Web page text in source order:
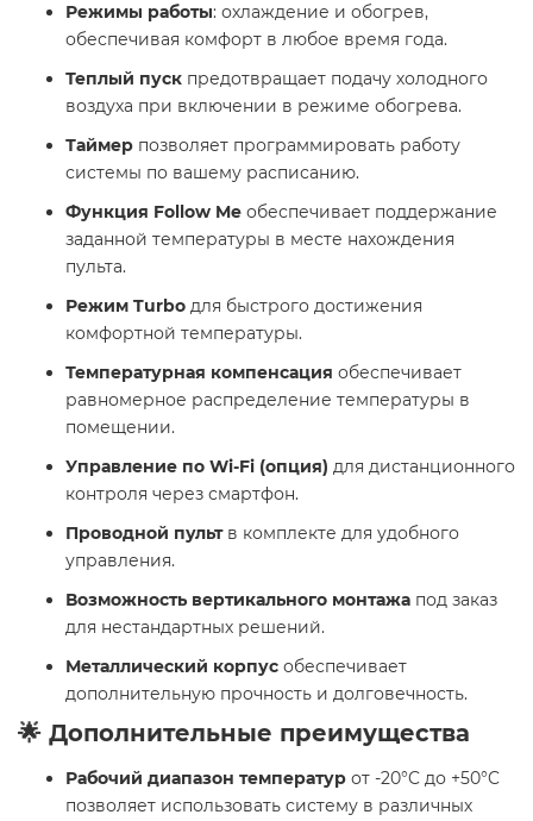
Режимы работы: охлаждение и обогрев,
обеспечивая комфорт в любое время года.
Теплый пуск предотвращает подачу холодного
воздуха при включении в режиме обогрева.
Таймер позволяет программировать работу
системы по вашему расписанию.
Функция Follow Me обеспечивает поддержание
заданной температуры в месте нахождения
пульта.
Режим Turbo для быстрого достижения
комфортной температуры.
Температурная компенсация обеспечивает
равномерное распределение температуры в
помещении.
Управление по Wi-Fi (опция) для дистанционного
контроля через смартфон.
Проводной пультв комплекте для удобного
управления.
Возможность вертикального монтажа под заказ
для нестандартных решений.
Металлический корпус обеспечивает
дополнительную прочность и долговечность.
🌟 Дополнительные преимущества
Рабочий диапазон температур от -20°C до +50°C
позволяет использовать систему в различных